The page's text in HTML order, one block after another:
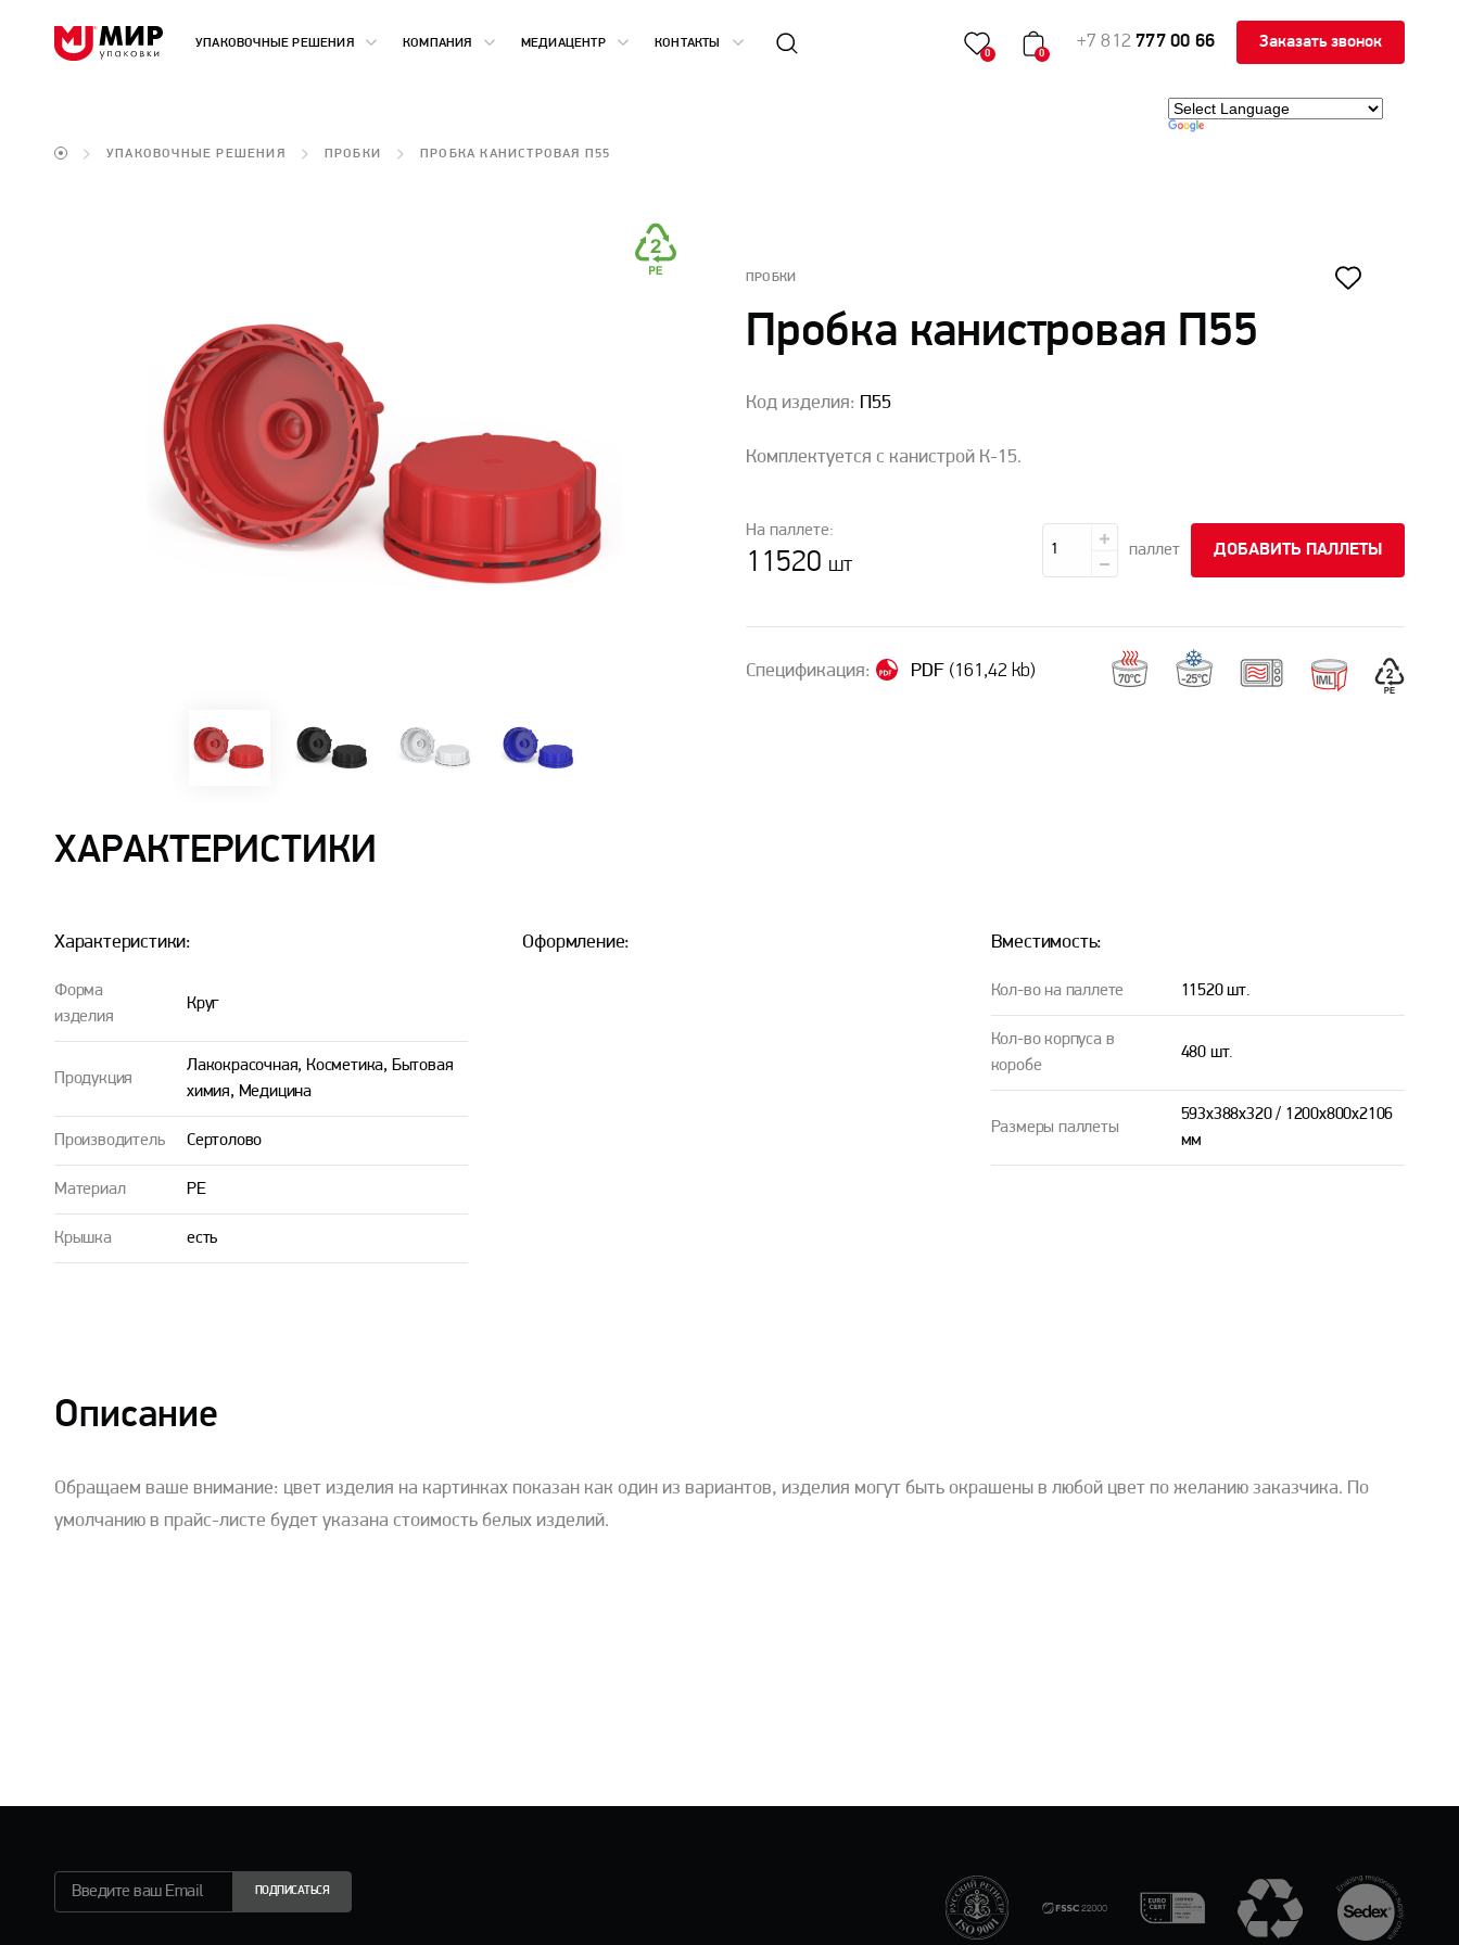
УПАКОВОЧНЫЕ РЕШЕНИЯ КОМПАНИЯ МЕДИАЦЕНТР КОНТАКТЫ
0 0
+7 812 777 00 66 Заказать звонок
УПАКОВОЧНЫЕ РЕШЕНИЯ ПРОБКИ ПРОБКА КАНИСТРОВАЯ П55
ПРОБКИ
Пробка канистровая П55
Код изделия: П55
Комплектуется с канистрой К-15.
На паллете:
11520 шт
паллет ДОБАВИТЬ ПАЛЛЕТЫ
Спецификация: PDF (161,42 kb)
ХАРАКТЕРИСТИКИ
Характеристики:
Форма
изделия
Круг
Продукция
Лакокрасочная, Косметика, Бытовая
химия, Медицина
Производитель Сертолово
Материал PE
Крышка есть
Оформление: Вместимость:
Кол-во на паллете 11520 шт.
Кол-во корпуса в
коробе
480 шт.
Размеры паллеты
593х388х320 / 1200х800х2106
мм
Описание
Обращаем ваше внимание: цвет изделия на картинках показан как один из вариантов, изделия могут быть окрашены в любой цвет по желанию заказчика. По
умолчанию в прайс-листе будет указана стоимость белых изделий.
ПОДПИСАТЬСЯ